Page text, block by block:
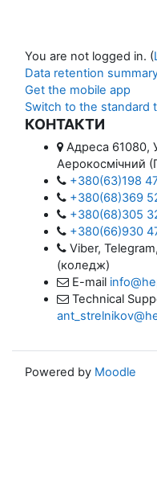
You are not logged in. (
Data retention
Get the mobile app
Switch to the standard
КОНТАКТИ
Адреса 61080,
Аерокосмічний
+380(63)198
+380(68)369
+380(68)305
+380(66)930
Viber,
(коледж)
E-mail
Technical
Powered by Moodle